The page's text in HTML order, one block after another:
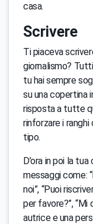
casa.
Scrivere
Ti piaceva
giornalismo?
tu hai sempre
su una copertina
risposta a tutte
rinforzare i
tipo.
D’ora in poi la
messaggi come:
noi”, “Puoi
per favore?”,
autrice e una